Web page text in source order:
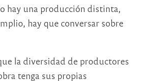
hay una producción distinta,
hay que conversar sobre
la diversidad de productores
tenga sus propias